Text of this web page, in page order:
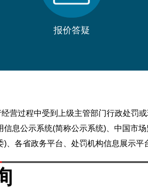
报价答疑
营过程中受到上级主管部门行政处罚
信息公示系统(简称公示系统)、中国市
)、各省政务平台、处罚机构信息展示